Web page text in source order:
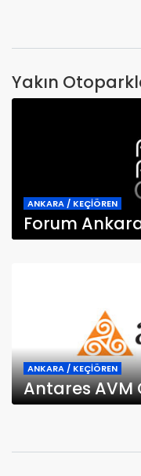
Yakın
ANKARA / KEÇİÖREN
Forum
ANKARA / KEÇİÖREN
Antares AVM